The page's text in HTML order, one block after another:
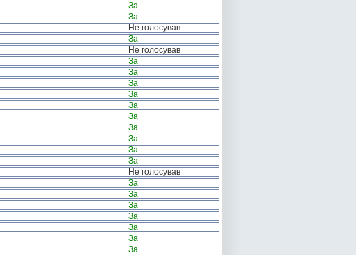
За
За
Не голосував
За
Не голосував
За
За
За
За
За
За
За
За
За
За
Не голосував
За
За
За
За
За
За
За